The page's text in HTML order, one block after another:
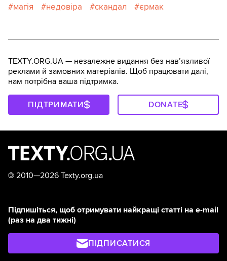
магія недовіра скандал єрмак
TEXTY.ORG.UA — незалежне видання без навʼязливої
реклами й замовних матеріалів. Щоб працювати далі,
нам потрібна ваша підтримка.
ПІДТРИМАТИ DONATE
© 2010—2026 Texty.org.ua
Підпишіться, щоб отримувати найкращі статті на e-mail
(раз на два тижні)
ПІДПИСАТИСЯ